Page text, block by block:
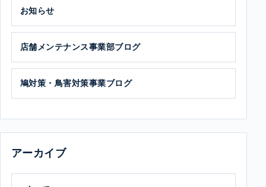
お知らせ
店舗メンテナンス事業部ブログ
鳩対策・鳥害対策事業ブログ
アーカイブ